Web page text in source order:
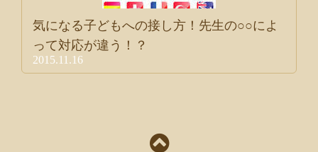
気になる子どもへの接し方！先生の○○によ
って対応が違う！？
2015.11.16